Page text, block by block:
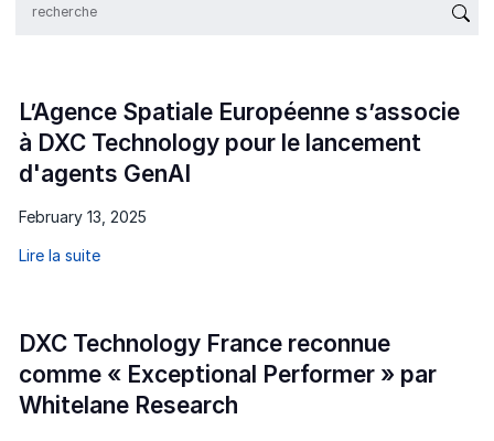
L’Agence Spatiale Européenne s’associe
à DXC Technology pour le lancement
d'agents GenAI
February 13, 2025
Lire la suite
DXC Technology France reconnue
comme « Exceptional Performer » par
Whitelane Research